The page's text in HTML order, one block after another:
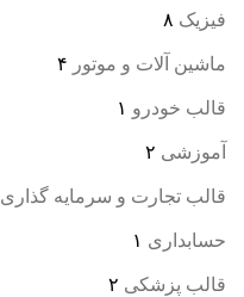
فیزیک ۸
ماشین آلات و موتور ۴
قالب خودرو ۱
آموزشی ۲
قالب تجارت و سرمایه گذاری
حسابداری ۱
قالب پزشکی ۲